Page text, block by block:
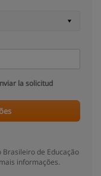
la solicitud
Brasileiro de Educação
informações.